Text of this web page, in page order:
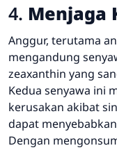
4. Menjaga
Anggur, terutama
mengandung
zeaxanthin yang
Kedua senyawa ini
kerusakan akibat
dapat
Dengan